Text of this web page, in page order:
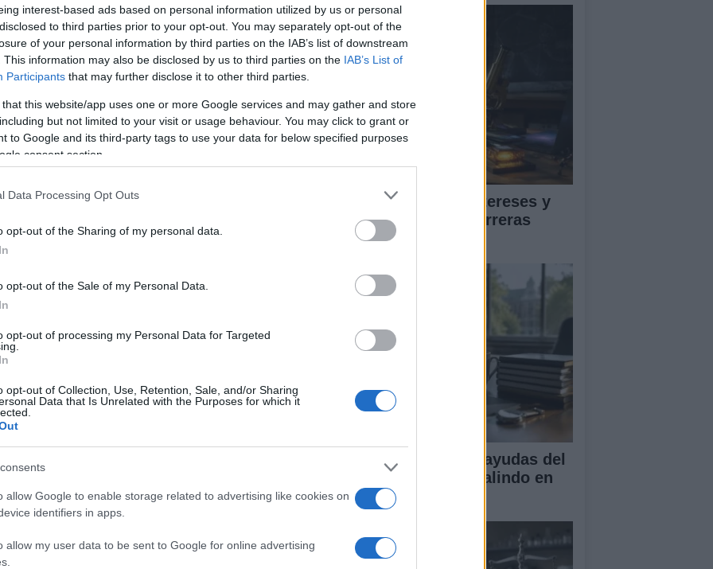
interest-based ads based on personal information utilized by us or personal
to third parties prior to your opt-out. You may separately opt-out of the
of your personal information by third parties on the IAB’s list of downstream
This information may also be disclosed by us to third parties on the IAB’s List of
Participants that may further disclose it to other third parties.
that this website/app uses one or more Google services and may gather and store
but not limited to your visit or usage behaviour. You may click to grant or
to Google and its third-party tags to use your data for below specified purposes
consent section.
Data Processing Opt Outs
opt-out of the Sharing of my personal data.
opt-out of the Sale of my Personal Data.
opt-out of processing my Personal Data for Targeted
opt-out of Collection, Use, Retention, Sale, and/or Sharing
Data that Is Unrelated with the Purposes for which it
allow Google to enable storage related to advertising like cookies on
identifiers in apps.
allow my user data to be sent to Google for online advertising
aYakuza
de septiembre.
más sobre Black Leopard:
Guía para definir intereses y
competencias en carreras
STEAM
UJA obtiene cuatro ayudas del
programa Beatriz Galindo en
2026